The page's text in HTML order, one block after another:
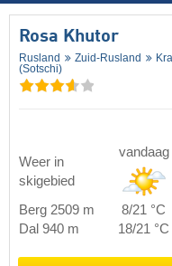
Rosa Khutor
Rusland Zuid-Rusland
(Sotschi)
Weer in
skigebied
vandaag
Berg 2509 m 8/21 °C
Dal 940 m
18/21 °C